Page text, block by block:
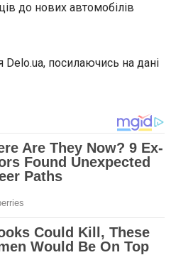
до нових автомобілів
посилаючись на дані